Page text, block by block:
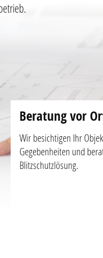
Beratung vor
Wir besichtigen Ihr
Gegebenheiten und
Blitzschutzlösung.